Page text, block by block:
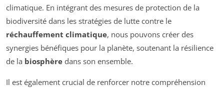
climatique. En intégrant des mesures de protection de la
biodiversité dans les stratégies de lutte contre le
réchauffement climatique, nous pouvons créer des
synergies bénéfiques pour la planète, soutenant la résilience
de la biosphère dans son ensemble.
Il est également crucial de renforcer notre compréhension